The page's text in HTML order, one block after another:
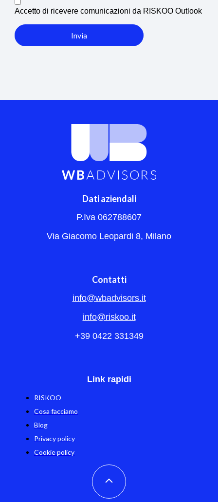
Accetto di ricevere comunicazioni da RISKOO Outlook
Invia
Dati aziendali
P.Iva 062788607
Via Giacomo Leopardi 8, Milano
Contatti
info@wbadvisors.it
info@riskoo.it
+39 0422 331349
Link rapidi
RISKOO
Cosa facciamo
Blog
Privacy policy
Cookie policy